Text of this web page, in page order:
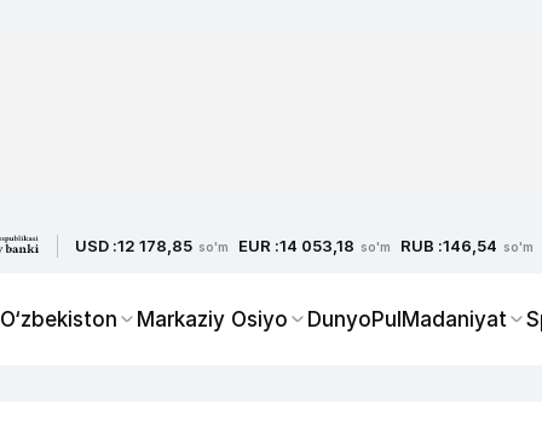
USD :12 178,85 so'm EUR :14 053,18 so'm RUB :146,54 so'm
O‘zbekiston Markaziy Osiyo DunyoPulMadaniyat